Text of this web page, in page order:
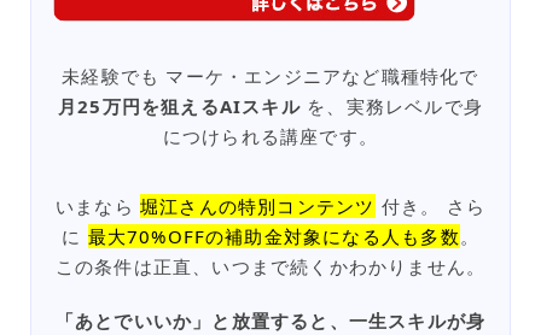
未経験でも マーケ・エンジニアなど職種特化で
月25万円を狙えるAIスキルを、実務レベルで身
につけられる講座です。
いまなら堀江さんの特別コンテンツ 付き。 さら
に 最大70%OFFの補助金対象になる人も多数。
この条件は正直、いつまで続くかわかりません。
「あとでいいか」と放置すると、一生スキルが身